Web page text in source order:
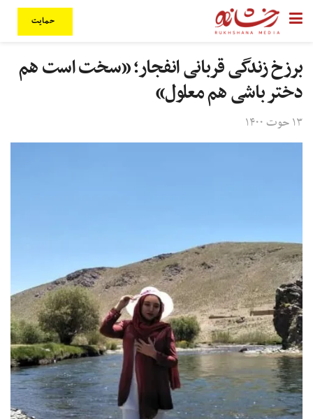
حمایت
برزخ زندگی قربانی انفجار؛ «سخت است هم
دختر باشی هم معلول»
۱۳ حوت ۱۴۰۰